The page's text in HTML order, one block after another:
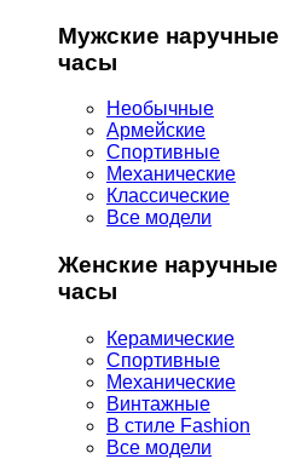
Мужские наручные
часы
Необычные
Армейские
Спортивные
Механические
Классические
Все модели
Женские наручные
часы
Керамические
Спортивные
Механические
Винтажные
В стиле Fashion
Все модели